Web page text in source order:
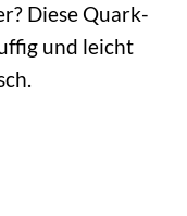
Diese Quark-
und leicht